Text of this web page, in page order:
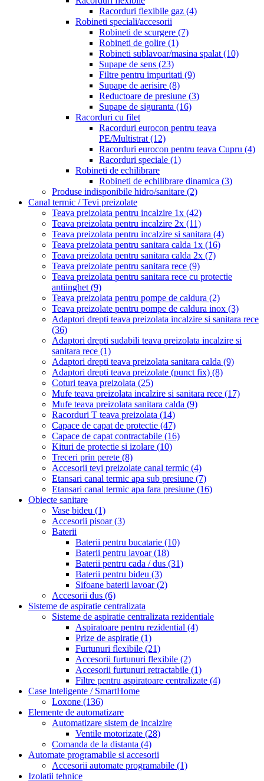
Racorduri flexibile gaz (4)
Robineti speciali/accesorii
Robineti de scurgere (7)
Robineti de golire (1)
Robineti sublavoar/masina spalat (10)
Supape de sens (23)
Filtre pentru impuritati (9)
Supape de aerisire (8)
Reductoare de presiune (3)
Supape de siguranta (16)
Racorduri cu filet
Racorduri eurocon pentru teava
PE/Multistrat (12)
Racorduri eurocon pentru teava Cupru (4)
Racorduri speciale (1)
Robineti de echilibrare
Robineti de echilibrare dinamica (3)
Produse indisponibile hidro/sanitare (2)
Canal termic / Tevi preizolate
Teava preizolata pentru incalzire 1x (42)
Teava preizolata pentru incalzire 2x (11)
Teava preizolata pentru incalzire si sanitara (4)
Teava preizolata pentru sanitara calda 1x (16)
Teava preizolata pentru sanitara calda 2x (7)
Teava preizolate pentru sanitara rece (9)
Teava preizolata pentru sanitara rece cu protectie
antiinghet (9)
Teava preizolata pentru pompe de caldura (2)
Teava preizolate pentru pompe de caldura inox (3)
Adaptori drepti teava preizolata incalzire si sanitara rece
(36)
Adaptori drepti sudabili teava preizolata incalzire si
sanitara rece (1)
Adaptori drepti teava preizolata sanitara calda (9)
Adaptori drepti teava preizolate (punct fix) (8)
Coturi teava preizolata (25)
Mufe teava preizolata incalzire si sanitara rece (17)
Mufe teava preizolata sanitara calda (9)
Racorduri T teava preizolata (14)
Capace de capat de protectie (47)
Capace de capat contractabile (16)
Kituri de protectie si izolare (10)
Treceri prin perete (8)
Accesorii tevi preizolate canal termic (4)
Etansari canal termic apa sub presiune (7)
Etansari canal termic apa fara presiune (16)
Obiecte sanitare
Vase bideu (1)
Accesorii pisoar(3)
Baterii
Baterii pentru bucatarie (10)
Baterii pentru lavoar(18)
Baterii pentru cada / dus (31)
Baterii pentru bideu (3)
Sifoane baterii lavoar(2)
Accesorii dus (6)
Sisteme de aspiratie centralizata
Sisteme de aspiratie centralizata rezidentiale
Aspiratoare pentru rezidential (4)
Prize de aspiratie (1)
Furtunuri flexibile (21)
Accesorii furtunuri flexibile (2)
Accesorii furtunuri retractabile (1)
Filtre pentru aspiratoare centralizate (4)
Case Inteligente / SmartHome
Loxone (136)
Elemente de automatizare
Automatizare sistem de incalzire
Ventile motorizate (28)
Comanda de la distanta (4)
Automate programabile si accesorii
Accesorii automate programabile (1)
Izolatii tehnice